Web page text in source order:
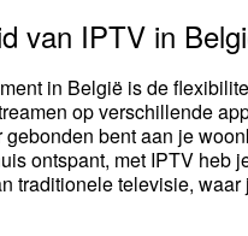
van IPTV in
in België is de
op verschillende
bent aan je
ontspant, met IPTV heb
traditionele televisie,